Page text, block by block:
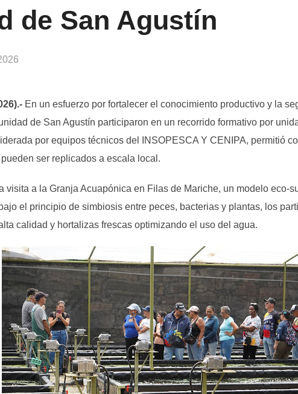
de San Agustín
En un esfuerzo por fortalecer el conocimiento productivo y la
de San Agustín participaron en un recorrido formativo por
por equipos técnicos del INSOPESCA Y CENIPA, permitió
ser replicados a escala local.
visita a la Granja Acuapónica en Filas de Mariche, un modelo eco-
el principio de simbiosis entre peces, bacterias y plantas, los
calidad y hortalizas frescas optimizando el uso del agua.